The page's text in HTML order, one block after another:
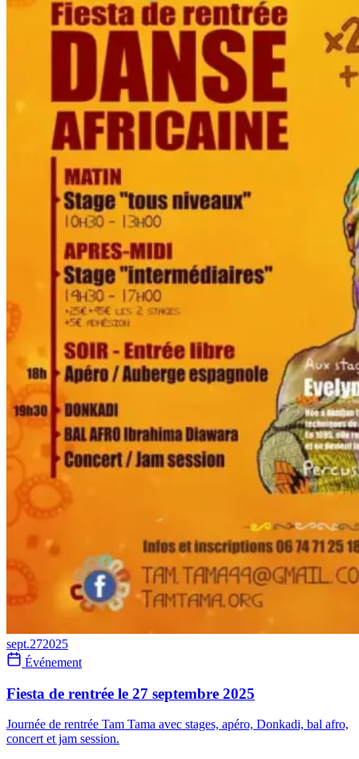
sept.272025
Événement
Fiesta de rentrée le 27 septembre 2025
Journée de rentrée Tam Tama avec stages, apéro, Donkadi, bal afro,
concert et jam session.